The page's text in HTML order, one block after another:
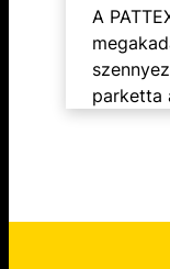
A
parketta